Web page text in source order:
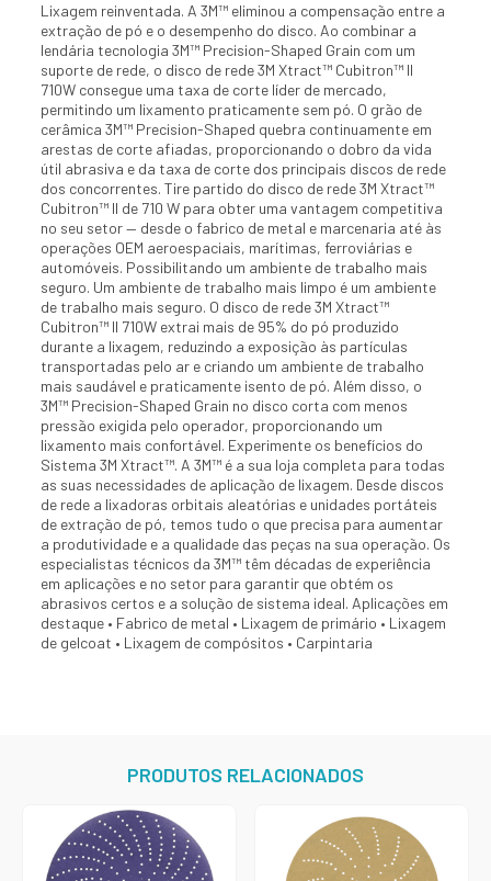
Lixagem reinventada. A 3M™ eliminou a compensação entre a
extração de pó e o desempenho do disco. Ao combinar a
lendária tecnologia 3M™ Precision-Shaped Grain com um
suporte de rede, o disco de rede 3M Xtract™ Cubitron™ II
710W consegue uma taxa de corte líder de mercado,
permitindo um lixamento praticamente sem pó. O grão de
cerâmica 3M™ Precision-Shaped quebra continuamente em
arestas de corte afiadas, proporcionando o dobro da vida
útil abrasiva e da taxa de corte dos principais discos de rede
dos concorrentes. Tire partido do disco de rede 3M Xtract™
Cubitron™ II de 710 W para obter uma vantagem competitiva
no seu setor — desde o fabrico de metal e marcenaria até às
operações OEM aeroespaciais, marítimas, ferroviárias e
automóveis. Possibilitando um ambiente de trabalho mais
seguro. Um ambiente de trabalho mais limpo é um ambiente
de trabalho mais seguro. O disco de rede 3M Xtract™
Cubitron™ II 710W extrai mais de 95% do pó produzido
durante a lixagem, reduzindo a exposição às partículas
transportadas pelo ar e criando um ambiente de trabalho
mais saudável e praticamente isento de pó. Além disso, o
3M™ Precision-Shaped Grain no disco corta com menos
pressão exigida pelo operador, proporcionando um
lixamento mais confortável. Experimente os benefícios do
Sistema 3M Xtract™. A 3M™ é a sua loja completa para todas
as suas necessidades de aplicação de lixagem. Desde discos
de rede a lixadoras orbitais aleatórias e unidades portáteis
de extração de pó, temos tudo o que precisa para aumentar
a produtividade e a qualidade das peças na sua operação. Os
especialistas técnicos da 3M™ têm décadas de experiência
em aplicações e no setor para garantir que obtém os
abrasivos certos e a solução de sistema ideal. Aplicações em
destaque • Fabrico de metal • Lixagem de primário • Lixagem
de gelcoat • Lixagem de compósitos • Carpintaria
PRODUTOS RELACIONADOS